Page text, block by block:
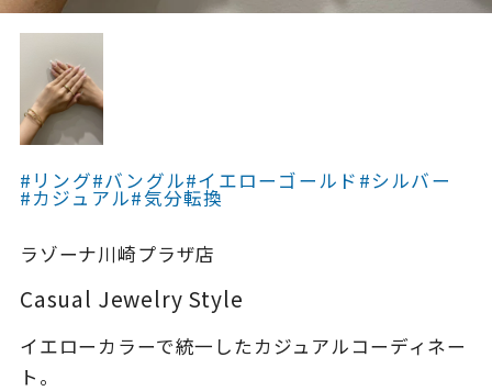
石の色
ファッションテイス
ト
着用シーン
レディース
リングサイズ
#リング#バングル#イエローゴールド #シルバー
#カジュアル#気分転換
ラゾーナ川崎プラザ店
Casual Jewelry Style
イエローカラーで統一したカジュアルコーディネー
ト。